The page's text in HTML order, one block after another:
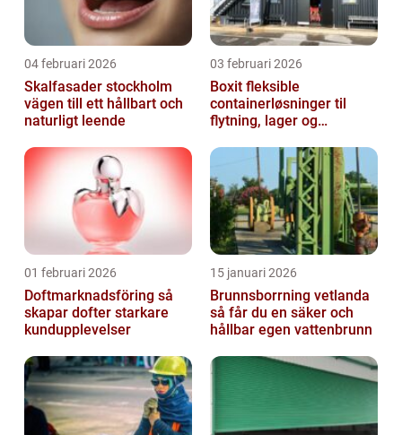
04 februari 2026
Skalfasader stockholm
vägen till ett hållbart och
naturligt leende
03 februari 2026
Boxit fleksible
containerløsninger til
flytning, lager og
01 februari 2026
Doftmarknadsföring så
skapar dofter starkare
kundupplevelser
15 januari 2026
Brunnsborrning vetlanda
så får du en säker och
hållbar egen vattenbrunn